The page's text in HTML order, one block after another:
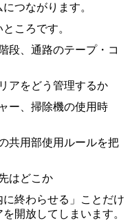
つながります。
ころです。
段、通路のテープ・コ
アをどう管理するか
ー、掃除機の使用時
共用部使用ルールを把
はどこか
終わらせる」ことだけ
開放してしまいます。